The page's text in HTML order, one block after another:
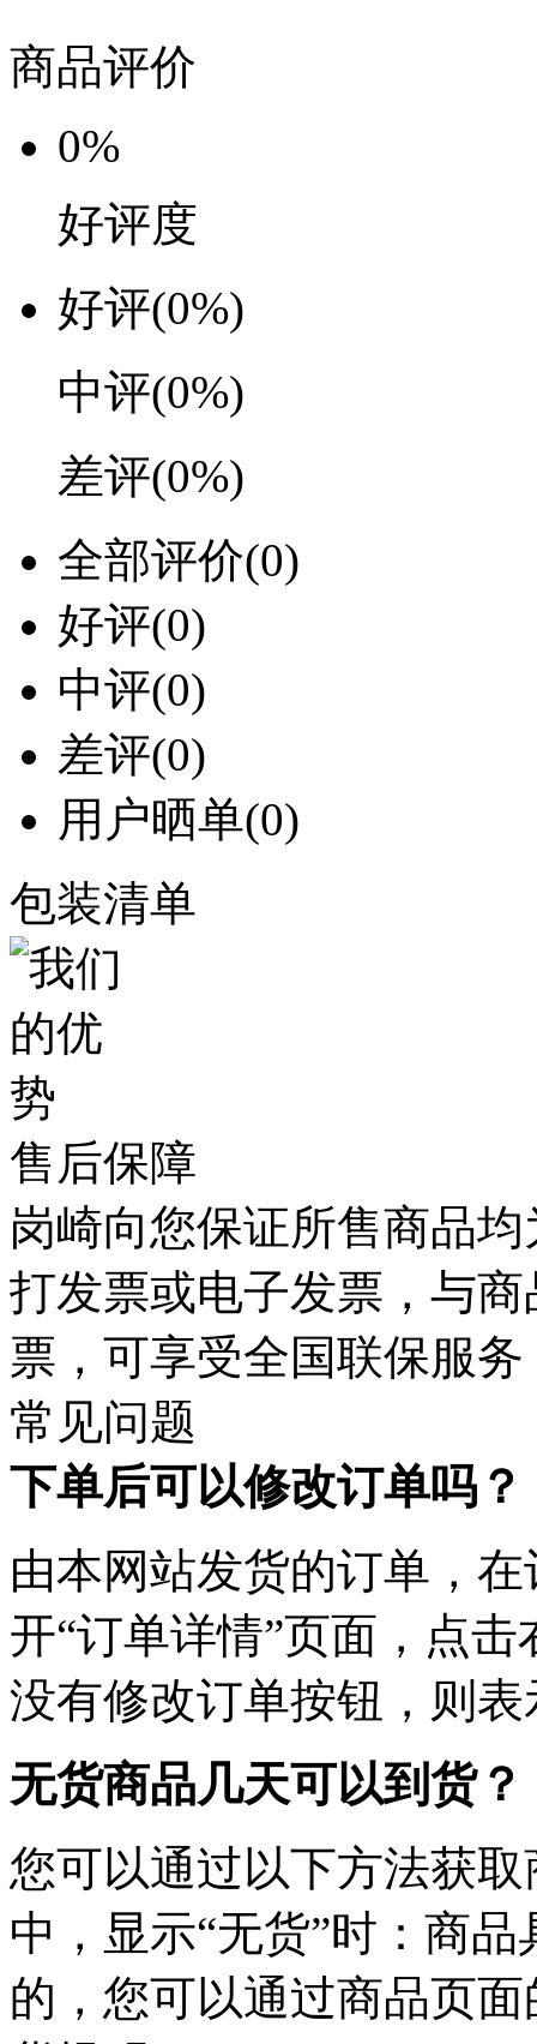
商品评价
0%
好评度
好评(0%)
中评(0%)
差评(0%)
全部评价(0)
好评(0)
中评(0)
差评(0)
用户晒单(0)
包装清单
售后保障
岗崎向您保证所售商品
打发票或电子发票，与
票，可享受全国联保服
常见问题
下单后可以修改订单吗？
由本网站发货的订单，
开“订单详情”页面，点
没有修改订单按钮，则
无货商品几天可以到货？
您可以通过以下方法获
中，显示“无货”时：商
的，您可以通过商品页